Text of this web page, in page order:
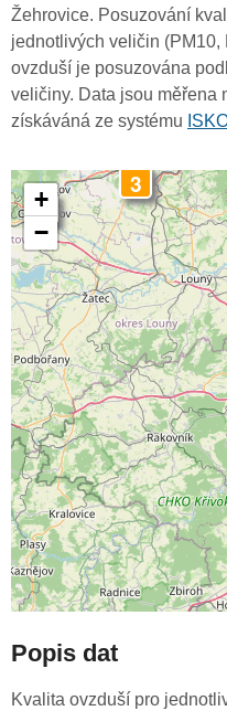
Žehrovice. Posuzování
jednotlivých veličin (PM10,
ovzduší je posuzována
veličiny. Data jsou měřena
získáváná ze systému
3
4
+
−
Popis dat
Kvalita ovzduší pro